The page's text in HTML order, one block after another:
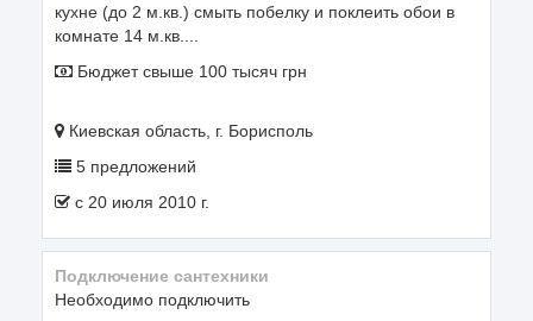
кухне (до 2 м.кв.) смыть побелку и поклеить обои в
комнате 14 м.кв....
Бюджет свыше 100 тысяч грн
Киевская область, г. Борисполь
5 предложений
c 20 июля 2010 г.
Подключение сантехники
Необходимо подключить